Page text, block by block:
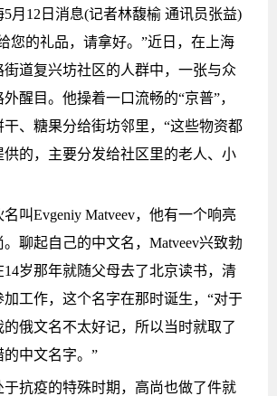
月12日消息(记者林馥榆 通讯员张益)
您的礼品，请拿好。”近日，在上海
道复兴坊社区的人群中，一张与众
醒目。他操着一口流畅的“京普”，
、糖果分给街坊邻里，“这些物资都
供的，主要分发给社区里的老人、小
叫Evgeniy Matveev，他有一个响亮
聊起自己的中文名，Matveev兴致勃
岁那年就随父母去了北京读书，清
工作，这个名字在那时诞生，“对于
俄文名不太好记，所以当时就取了
中文名字。”
于抗疫的特殊时期，高尚也做了件就